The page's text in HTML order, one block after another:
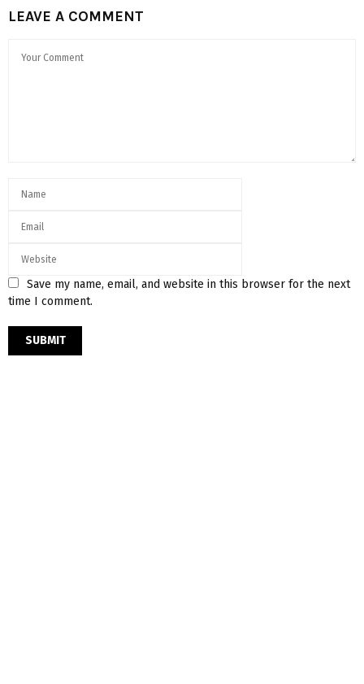
LEAVE A COMMENT
Save my name, email, and website in this browser for the next
time I comment.